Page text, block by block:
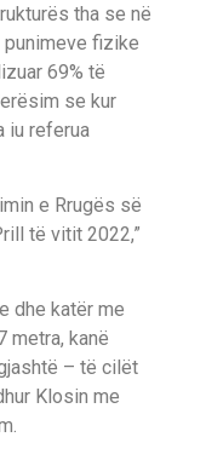
tha se në
punimeve fizike
69% të
se kur
iu referua
e Rrugës së
të vitit 2022,”
dhe katër me
metra, kanë
– të cilët
Klosin me